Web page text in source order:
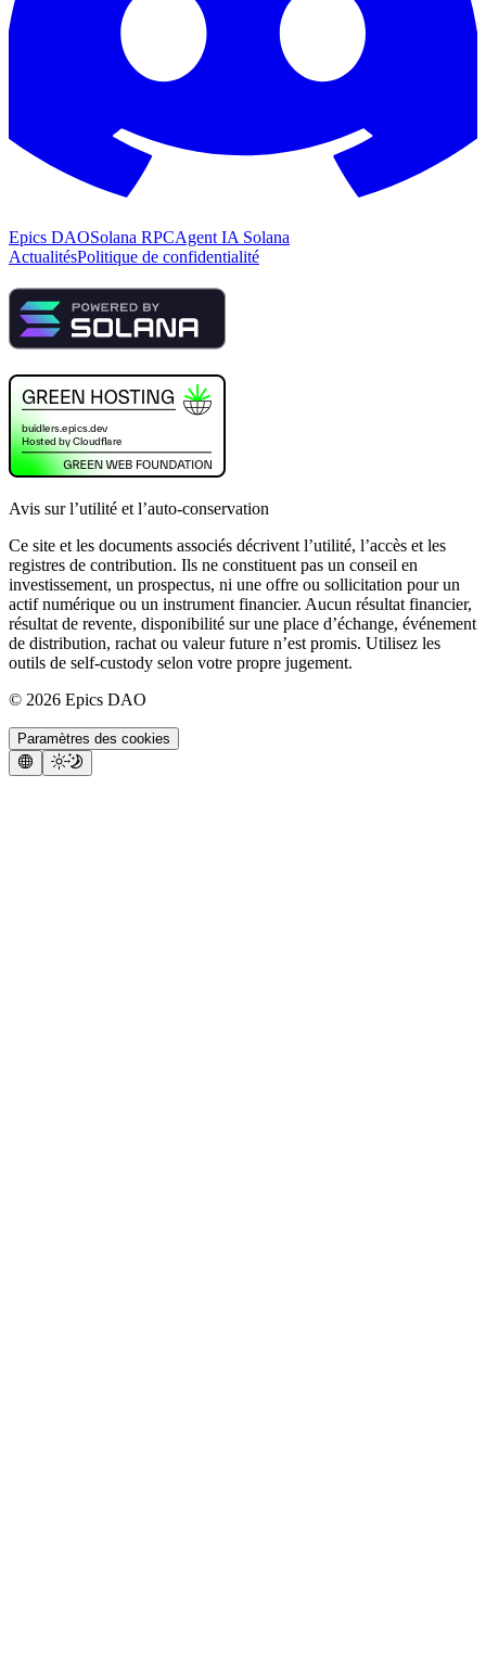
Epics DAOSolana RPCAgent IA Solana
ActualitésPolitique de confidentialité
Avis sur l’utilité et l’auto-conservation
Ce site et les documents associés décrivent l’utilité, l’accès et les
registres de contribution. Ils ne constituent pas un conseil en
investissement, un prospectus, ni une offre ou sollicitation pour un
actif numérique ou un instrument financier. Aucun résultat financier,
résultat de revente, disponibilité sur une place d’échange, événement
de distribution, rachat ou valeur future n’est promis. Utilisez les
outils de self-custody selon votre propre jugement.
© 2026 Epics DAO
Paramètres des cookies